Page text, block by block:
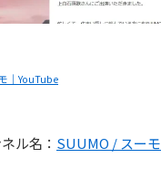
｜YouTube
ル名： SUUMO / スーモ